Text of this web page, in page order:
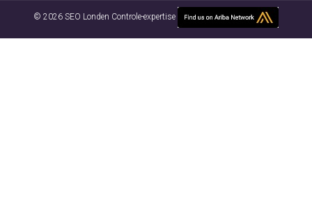
© 2026 SEO Londen Controle-expertise